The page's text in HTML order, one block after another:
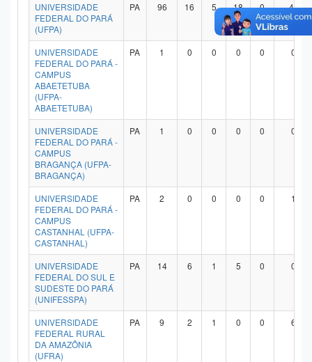
UNIVERSIDADE
FEDERAL DO PARÁ
(UFPA)
PA 96 16 5 18 0 49
UNIVERSIDADE
FEDERAL DO PARÁ -
CAMPUS
ABAETETUBA
(UFPA-
ABAETETUBA)
PA 1 0 0 0 0 0
UNIVERSIDADE
FEDERAL DO PARÁ -
CAMPUS
BRAGANÇA (UFPA-
BRAGANÇA)
PA 1 0 0 0 0 0
UNIVERSIDADE
FEDERAL DO PARÁ -
CAMPUS
CASTANHAL (UFPA-
CASTANHAL)
PA 2 0 0 0 0 1
UNIVERSIDADE
FEDERAL DO SUL E
SUDESTE DO PARÁ
(UNIFESSPA)
PA 14 6 1 5 0 0
UNIVERSIDADE
FEDERAL RURAL
DA AMAZÔNIA
(UFRA)
PA 9 2 1 0 0 6